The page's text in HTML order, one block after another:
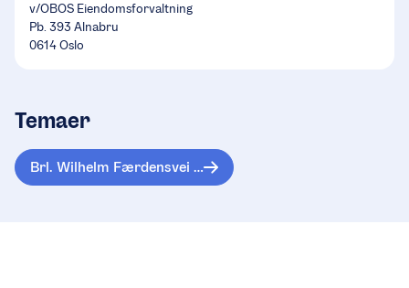
v/OBOS Eiendomsforvaltning
Pb. 393 Alnabru
0614 Oslo
Temaer
Brl. Wilhelm Færdensvei 15